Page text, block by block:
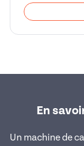
En
Un machine de